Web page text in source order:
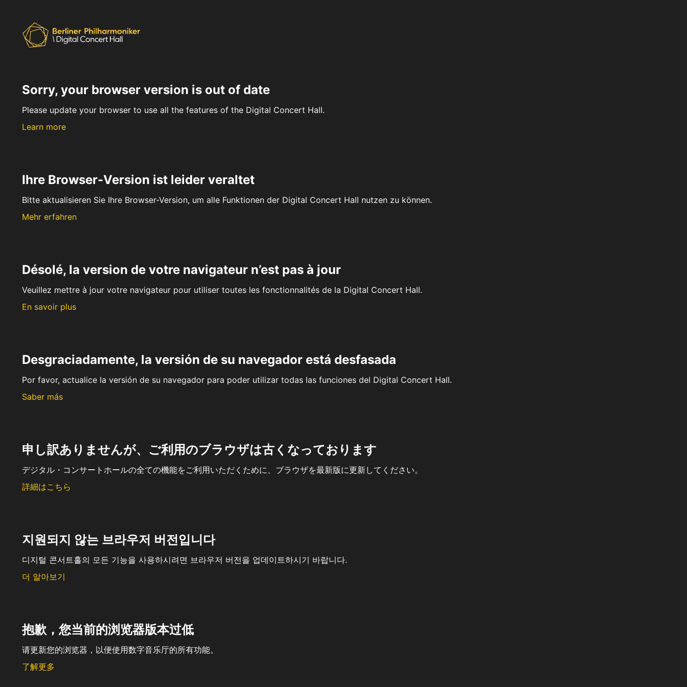
Sorry, your browser version is out of date
Please update your browser to use all the features of the Digital Concert Hall.
Learn more
Ihre Browser-Version ist leider veraltet
Bitte aktualisieren Sie Ihre Browser-Version, um alle Funktionen der Digital Concert Hall nutzen zu können.
Mehr erfahren
Désolé, la version de votre navigateur n’est pas à jour
Veuillez mettre à jour votre navigateur pour utiliser toutes les fonctionnalités de la Digital Concert Hall.
En savoir plus
Desgraciadamente, la versión de su navegador está desfasada
Por favor, actualice la versión de su navegador para poder utilizar todas las funciones del Digital Concert Hall.
Saber más
申し訳ありませんが、ご利用のブラウザは古くなっております
デジタル・コンサートホールの全ての機能をご利用いただくために、ブラウザを最新版に更新してください。
詳細はこちら
지원되지 않는 브라우저 버전입니다
디지털 콘서트홀의 모든 기능을 사용하시려면 브라우저 버전을 업데이트하시기 바랍니다.
더 알아보기
抱歉，您当前的浏览器版本过低
请更新您的浏览器，以便使用数字音乐厅的所有功能。
了解更多